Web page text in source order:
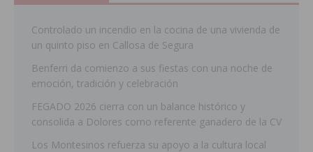
Controlado un incendio en la cocina de una vivienda de
un quinto piso en Callosa de Segura
Benferri da comienzo a sus fiestas con una noche de
emoción, tradición y celebración
FEGADO 2026 cierra con un balance histórico y
consolida a Dolores como referente ganadero de la CV
Los Montesinos refuerza su apoyo a la cultura local